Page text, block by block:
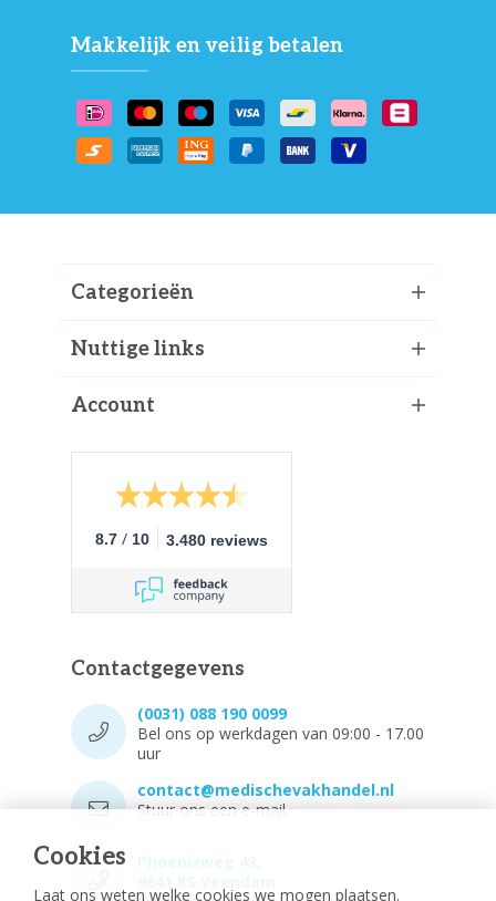
Cookies
Laat ons weten welke cookies we mogen plaatsen.
Makkelijk en veilig betalen
Categorieën
Nuttige links
Account
8.7 / 10 3.480 reviews
Contactgegevens
(0031) 088 190 0099
Bel ons op werkdagen van 09:00 - 17.00
uur
contact@medischevakhandel.nl
Stuur ons een e-mail.